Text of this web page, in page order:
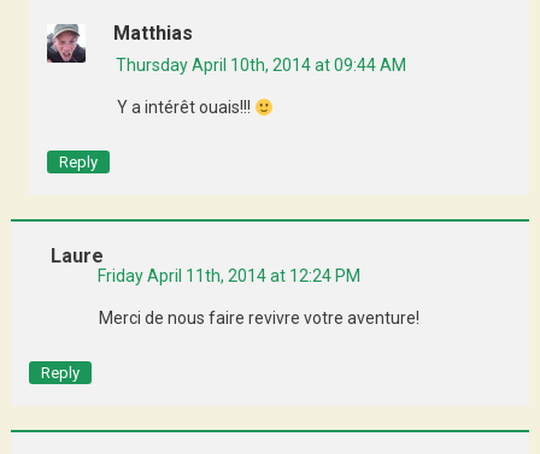
Matthias
Thursday April 10th, 2014 at 09:44 AM
Y a intérêt ouais!!!
Reply
Laure
Friday April 11th, 2014 at 12:24 PM
Merci de nous faire revivre votre aventure!
Reply